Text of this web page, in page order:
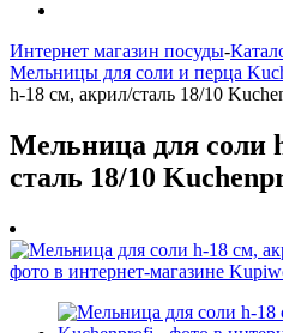
Интернет магазин посуды-
Мельницы для соли и перца
h-18 см, акрил/сталь 18/10
Мельница для cоли
сталь 18/10